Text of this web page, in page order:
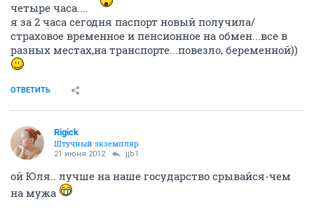
четыре часа....
я за 2 часа сегодня паспорт новый получила/
страховое временное и пенсионное на обмен...все в
разных местах,на транспорте...повезло, беременной))
ОТВЕТИТЬ
Rigick
Штучный экземпляр
21 июня 2012 jjb1
ой Юля.. лучше на наше государство срывайся-чем
на мужа